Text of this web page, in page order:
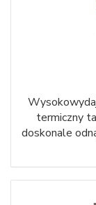
termiczny
doskonale